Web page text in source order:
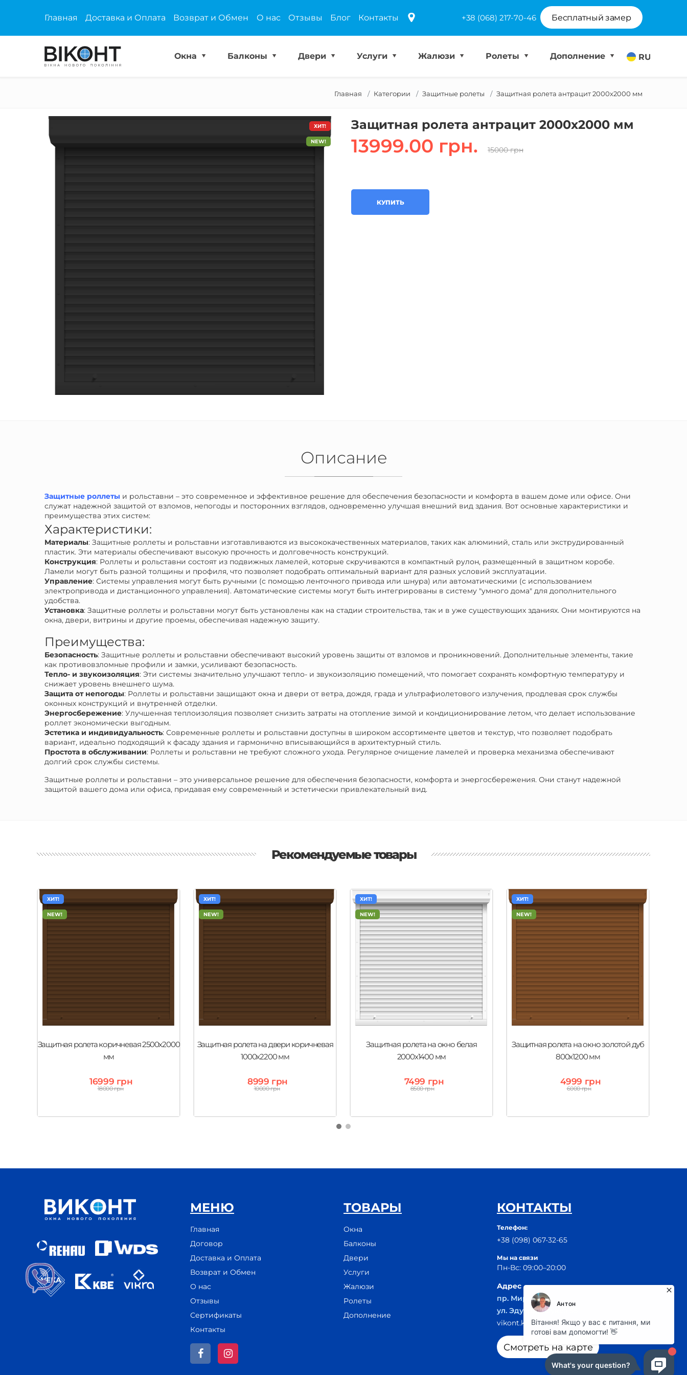
Главная Доставка и Оплата Возврат и Обмен О нас Отзывы Блог Контакты +38 (068) 217-70-46 Бесплатный замер
RU
Окна Балконы Двери Услуги Жалюзи Ролеты Дополнение
Главная Категории Защитные ролеты Защитная ролета антрацит 2000х2000 мм
ХИТ!
NEW!
Защитная ролета антрацит 2000х2000 мм
13999.00 грн. 15000 грн
КУПИТЬ
Описание
Защитные роллеты и рольставни – это современное и эффективное решение для обеспечения безопасности и комфорта в вашем доме или офисе. Они
служат надежной защитой от взломов, непогоды и посторонних взглядов, одновременно улучшая внешний вид здания. Вот основные характеристики и
преимущества этих систем:
Характеристики:
Материалы: Защитные роллеты и рольставни изготавливаются из высококачественных материалов, таких как алюминий, сталь или экструдированный
пластик. Эти материалы обеспечивают высокую прочность и долговечность конструкций.
Конструкция: Роллеты и рольставни состоят из подвижных ламелей, которые скручиваются в компактный рулон, размещенный в защитном коробе.
Ламели могут быть разной толщины и профиля, что позволяет подобрать оптимальный вариант для разных условий эксплуатации.
Управление: Системы управления могут быть ручными (с помощью ленточного привода или шнура) или автоматическими (с использованием
электропривода и дистанционного управления). Автоматические системы могут быть интегрированы в систему "умного дома" для дополнительного
удобства.
Установка: Защитные роллеты и рольставни могут быть установлены как на стадии строительства, так и в уже существующих зданиях. Они монтируются на
окна, двери, витрины и другие проемы, обеспечивая надежную защиту.
Преимущества:
Безопасность: Защитные роллеты и рольставни обеспечивают высокий уровень защиты от взломов и проникновений. Дополнительные элементы, такие
как противовзломные профили и замки, усиливают безопасность.
Тепло- и звукоизоляция: Эти системы значительно улучшают тепло- и звукоизоляцию помещений, что помогает сохранять комфортную температуру и
снижает уровень внешнего шума.
Защита от непогоды: Роллеты и рольставни защищают окна и двери от ветра, дождя, града и ультрафиолетового излучения, продлевая срок службы
оконных конструкций и внутренней отделки.
Энергосбережение: Улучшенная теплоизоляция позволяет снизить затраты на отопление зимой и кондиционирование летом, что делает использование
роллет экономически выгодным.
Эстетика и индивидуальность: Современные роллеты и рольставни доступны в широком ассортименте цветов и текстур, что позволяет подобрать
вариант, идеально подходящий к фасаду здания и гармонично вписывающийся в архитектурный стиль.
Простота в обслуживании: Роллеты и рольставни не требуют сложного ухода. Регулярное очищение ламелей и проверка механизма обеспечивают
долгий срок службы системы.
Защитные роллеты и рольставни – это универсальное решение для обеспечения безопасности, комфорта и энергосбережения. Они станут надежной
защитой вашего дома или офиса, придавая ему современный и эстетически привлекательный вид.
Рекомендуемые товары
ХИТ!
NEW!
Защитная ролета коричневая 2500х2000
мм
16999 грн
18000 грн
ХИТ!
NEW!
Защитная ролета на двери коричневая
1000х2200 мм
8999 грн
10000 грн
ХИТ!
NEW!
Защитная ролета на окно белая
2000х1400 мм
7499 грн
8500 грн
ХИТ!
NEW!
Защитная ролета на окно золотой дуб
800х1200 мм
4999 грн
6000 грн
МЕНЮ
Главная
Договор
Доставка и Оплата
Возврат и Обмен
О нас
Отзывы
Сертификаты
Контакты
ТОВАРЫ
Окна
Балконы
Двери
Услуги
Жалюзи
Ролеты
Дополнение
КОНТАКТЫ
Телефон:
+38 (098) 067-32-65
Мы на связи
Пн-Вс: 09:00–20:00
Адрес
пр. Мира, 29Б
ул. Эдуарда Фукса 55
vikont.kr@ukr.net
Смотреть на карте